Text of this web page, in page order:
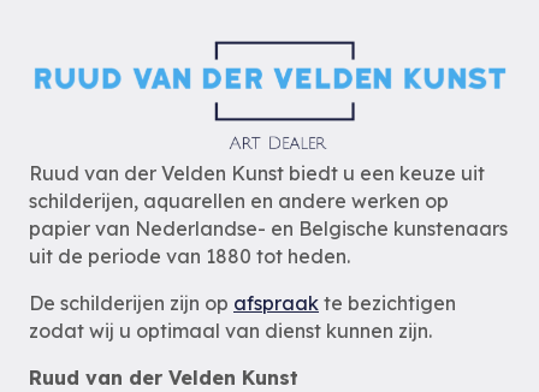
Ruud van der Velden Kunst biedt u een keuze uit
schilderijen, aquarellen en andere werken op
papier van Nederlandse- en Belgische kunstenaars
uit de periode van 1880 tot heden.
De schilderijen zijn op afspraak te bezichtigen
zodat wij u optimaal van dienst kunnen zijn.
Ruud van der Velden Kunst